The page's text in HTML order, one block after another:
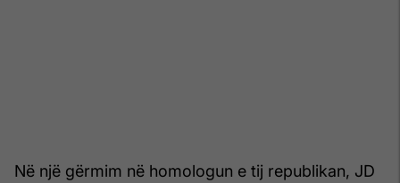
Në një gërmim në homologun e tij republikan, JD